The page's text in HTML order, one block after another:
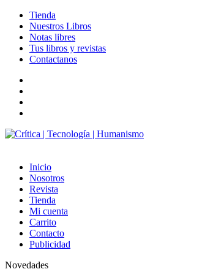
Tienda
Nuestros Libros
Notas libres
Tus libros y revistas
Contactanos
Inicio
Nosotros
Revista
Tienda
Mi cuenta
Carrito
Contacto
Publicidad
Novedades